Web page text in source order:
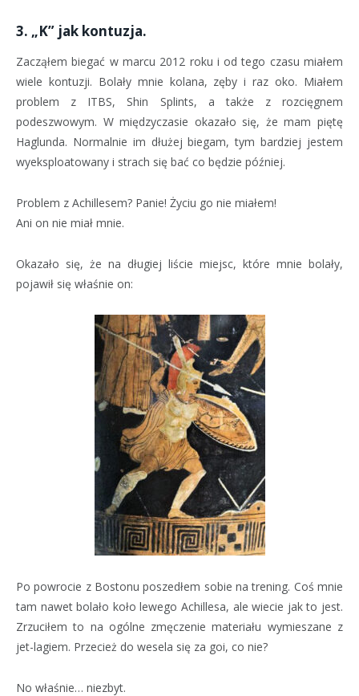
3. „K” jak kontuzja.
Zacząłem biegać w marcu 2012 roku i od tego czasu miałem
wiele kontuzji. Bolały mnie kolana, zęby i raz oko. Miałem
problem z ITBS, Shin Splints, a także z rozcięgnem
podeszwowym. W międzyczasie okazało się, że mam piętę
Haglunda. Normalnie im dłużej biegam, tym bardziej jestem
wyeksploatowany i strach się bać co będzie później.
Problem z Achillesem? Panie! Życiu go nie miałem!
Ani on nie miał mnie.
Okazało się, że na długiej liście miejsc, które mnie bolały,
pojawił się właśnie on:
Po powrocie z Bostonu poszedłem sobie na trening. Coś mnie
tam nawet bolało koło lewego Achillesa, ale wiecie jak to jest.
Zrzuciłem to na ogólne zmęczenie materiału wymieszane z
jet-lagiem. Przecież do wesela się za goi, co nie?
No właśnie… niezbyt.